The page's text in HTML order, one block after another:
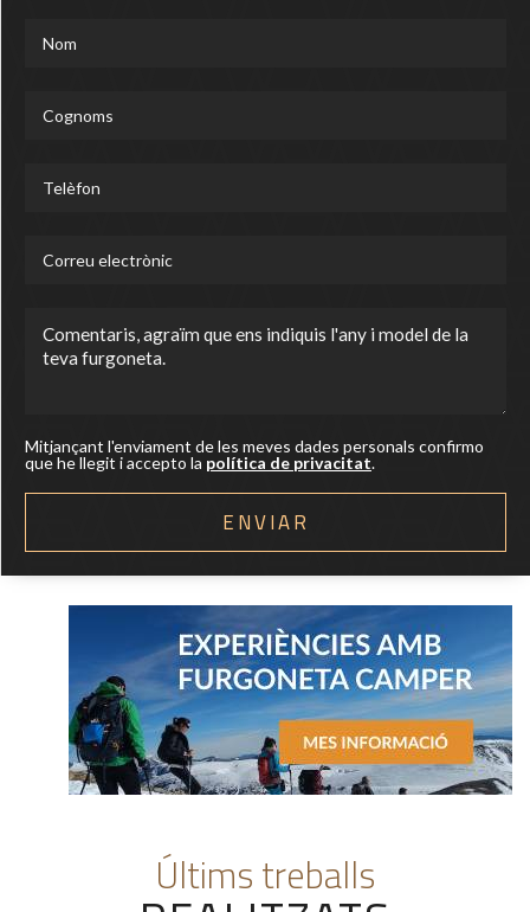
Mitjançant l'enviament de les meves dades personals confirmo
que he llegit i accepto la política de privacitat.
Últims treballs